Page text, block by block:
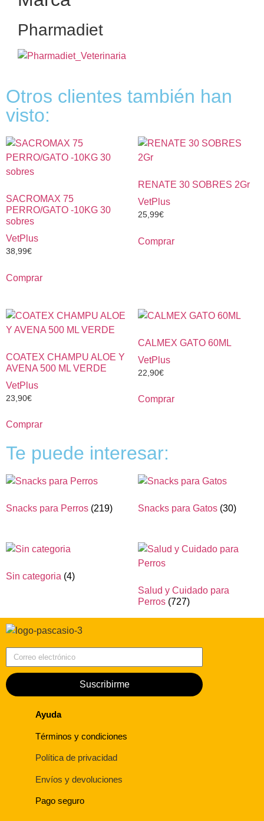
Pharmadiet
Otros clientes también han
visto:
SACROMAX 75
PERRO/GATO -10KG 30
sobres
VetPlus
38,99€
Comprar
RENATE 30 SOBRES 2Gr
VetPlus
25,99€
Comprar
COATEX CHAMPU ALOE Y
AVENA 500 ML VERDE
VetPlus
23,90€
Comprar
CALMEX GATO 60ML
VetPlus
22,90€
Comprar
Te puede interesar:
Snacks para Perros (219) Snacks para Gatos (30)
Sin categoria (4)
Salud y Cuidado para
Perros (727)
Suscribirme
Ayuda
Términos y condiciones
Política de privacidad
Envíos y devoluciones
Pago seguro